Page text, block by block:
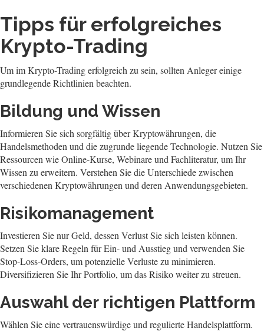
Tipps für erfolgreiches
Krypto-Trading
Um im Krypto-Trading erfolgreich zu sein, sollten Anleger einige
grundlegende Richtlinien beachten.
Bildung und Wissen
Informieren Sie sich sorgfältig über Kryptowährungen, die
Handelsmethoden und die zugrunde liegende Technologie. Nutzen Sie
Ressourcen wie Online-Kurse, Webinare und Fachliteratur, um Ihr
Wissen zu erweitern. Verstehen Sie die Unterschiede zwischen
verschiedenen Kryptowährungen und deren Anwendungsgebieten.
Risikomanagement
Investieren Sie nur Geld, dessen Verlust Sie sich leisten können.
Setzen Sie klare Regeln für Ein- und Ausstieg und verwenden Sie
Stop-Loss-Orders, um potenzielle Verluste zu minimieren.
Diversifizieren Sie Ihr Portfolio, um das Risiko weiter zu streuen.
Auswahl der richtigen Plattform
Wählen Sie eine vertrauenswürdige und regulierte Handelsplattform.